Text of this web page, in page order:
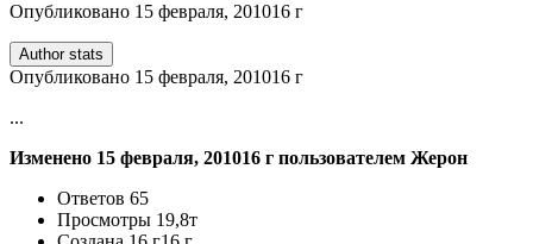
Опубликовано 15 февраля, 201016 г
Author stats
Опубликовано 15 февраля, 201016 г
...
Изменено 15 февраля, 201016 г пользователем Жерон
Ответов 65
Просмотры 19,8т